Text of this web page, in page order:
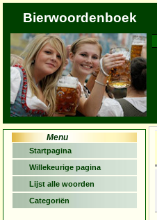
Bierwoordenboek
Menu
Startpagina
Willekeurige pagina
Lijst alle woorden
Categoriën